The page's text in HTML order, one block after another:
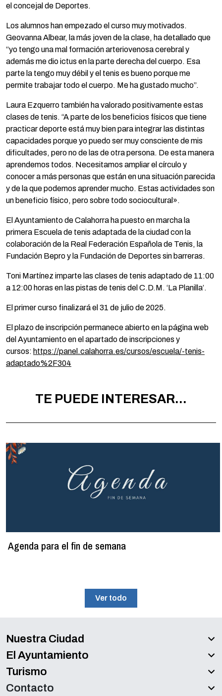
el concejal de Deportes.
Los alumnos han empezado el curso muy motivados.
Geovanna Albear, la más joven de la clase, ha detallado que
“yo tengo una mal formación arteriovenosa cerebral y
además me dio ictus en la parte derecha del cuerpo. Esa
parte la tengo muy débil y el tenis es bueno porque me
permite trabajar todo el cuerpo. Me ha gustado mucho”.
Laura Ezquerro también ha valorado positivamente estas
clases de tenis. “A parte de los beneficios físicos que tiene
practicar deporte está muy bien para integrar las distintas
capacidades porque yo puedo ser muy consciente de mis
dificultades, pero no de las de otra persona. De esta manera
aprendemos todos. Necesitamos ampliar el círculo y
conocer a más personas que están en una situación parecida
y de la que podemos aprender mucho. Estas actividades son
un beneficio físico, pero sobre todo sociocultural».
El Ayuntamiento de Calahorra ha puesto en marcha la
primera Escuela de tenis adaptada de la ciudad con la
colaboración de la Real Federación Española de Tenis, la
Fundación Bepro y la Fundación de Deportes sin barreras.
Toni Martínez imparte las clases de tenis adaptado de 11:00
a 12:00 horas en las pistas de tenis del C.D.M. ‘La Planilla’.
El primer curso finalizará el 31 de julio de 2025.
El plazo de inscripción permanece abierto en la página web
del Ayuntamiento en el apartado de inscripciones y
cursos: https://panel.calahorra.es/cursos/escuela/-tenis-
adaptado%2F304
TE PUEDE INTERESAR...
Agenda para el fin de semana
Ver todo
Nuestra Ciudad
El Ayuntamiento
Turismo
Contacto